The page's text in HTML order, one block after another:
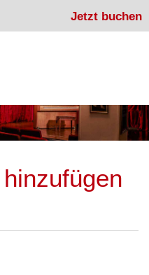
Jetzt buchen